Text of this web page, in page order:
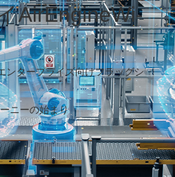
AirEngineWi-
ンタープライズ向けフラッグシ
ニーの始まり